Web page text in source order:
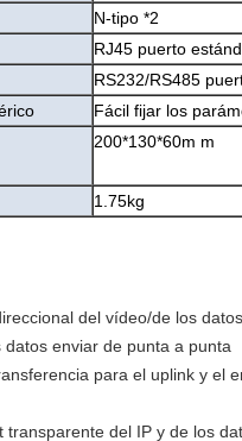
N-tipo *2
RJ45 puerto
RS232/RS485
Fácil fijar los
200*130*60m m
1.75kg
del vídeo/de los datos
enviar de punta a punta
para el uplink y el
del IP y de los